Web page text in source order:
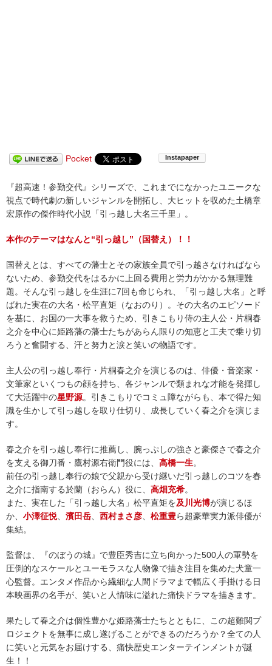
Pocket
『超高速！参勤交代』シリーズで、これまでになかったユニークな
視点で時代劇の新しいジャンルを開拓し、大ヒットを収めた土橋章
宏原作の傑作時代小説「引っ越し大名三千里」。
本作のテーマはなんと“引っ越し”（国替え）！！
国替えとは、すべての藩士とその家族全員で引っ越さなければなら
ないため、参勤交代をはるかに上回る費用と労力がかかる無理難
題。そんな引っ越しを生涯に7回も命じられ、「引っ越し大名」と呼
ばれた実在の大名・松平直矩（なおのり）。その大名のエピソード
を基に、お国の一大事を救うため、引きこもり侍の主人公・片桐春
之介を中心に姫路藩の藩士たちがあらん限りの知恵と工夫で乗り切
ろうと奮闘する、汗と努力と涙と笑いの物語です。
主人公の引っ越し奉行・片桐春之介を演じるのは、俳優・音楽家・
文筆家といくつもの顔を持ち、各ジャンルで類まれな才能を発揮し
て大活躍中の星野源。引きこもりでコミュ障ながらも、本で得た知
識を生かして引っ越しを取り仕切り、成長していく春之介を演じま
す。
春之介を引っ越し奉行に推薦し、腕っぷしの強さと豪傑さで春之介
を支える御刀番・鷹村源右衛門役には、 高橋一生。
前任の引っ越し奉行の娘で父親から受け継いだ引っ越しのコツを春
之介に指南する於蘭（おらん）役に、 高畑充希。
また、実在した「引っ越し大名」松平直矩を及川光博が演じるほ
か、 小澤征悦、 濱田岳 西村まさ彦 松重豊ら超豪華実力派俳優が
集結。
監督は、『のぼうの城』で豊臣秀吉に立ち向かった500人の軍勢を
圧倒的なスケールとユーモラスな人物像で描き注目を集めた犬童一
心監督。エンタメ作品から繊細な人間ドラマまで幅広く手掛ける日
本映画界の名手が、笑いと人情味に溢れた痛快ドラマを描きます。
果たして春之介は個性豊かな姫路藩士たちとともに、この超難関プ
ロジェクトを無事に成し遂げることができるのだろうか？全ての人
に笑いと元気をお届けする、痛快歴史エンターテインメントが誕
生！！